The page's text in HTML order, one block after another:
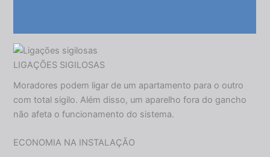
LIGAÇÕES SIGILOSAS
Moradores podem ligar de um apartamento para o outro
com total sigilo. Além disso, um aparelho fora do gancho
não afeta o funcionamento do sistema.
ECONOMIA NA INSTALAÇÃO